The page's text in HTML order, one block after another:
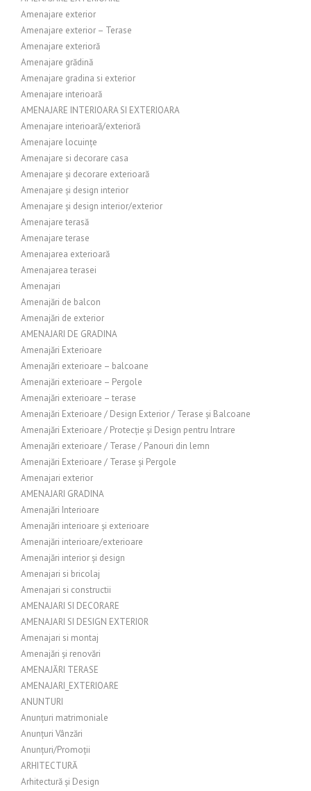
Amenajare exterior
Amenajare exterior – Terase
Amenajare exterioră
Amenajare grădină
Amenajare gradina si exterior
Amenajare interioară
AMENAJARE INTERIOARA SI EXTERIOARA
Amenajare interioară/exterioră
Amenajare locuințe
Amenajare si decorare casa
Amenajare și decorare exterioară
Amenajare și design interior
Amenajare și design interior/exterior
Amenajare terasă
Amenajare terase
Amenajarea exterioară
Amenajarea terasei
Amenajari
Amenajări de balcon
Amenajări de exterior
AMENAJARI DE GRADINA
Amenajări Exterioare
Amenajări exterioare – balcoane
Amenajări exterioare – Pergole
Amenajări exterioare – terase
Amenajări Exterioare / Design Exterior / Terase și Balcoane
Amenajări Exterioare / Protecție și Design pentru Intrare
Amenajări exterioare / Terase / Panouri din lemn
Amenajări Exterioare / Terase și Pergole
Amenajari exterior
AMENAJARI GRADINA
Amenajări Interioare
Amenajări interioare și exterioare
Amenajări interioare/exterioare
Amenajări interior și design
Amenajari si bricolaj
Amenajari si constructii
AMENAJARI SI DECORARE
AMENAJARI SI DESIGN EXTERIOR
Amenajari si montaj
Amenajări și renovări
AMENAJĂRI TERASE
AMENAJARI_EXTERIOARE
ANUNTURI
Anunțuri matrimoniale
Anunțuri Vânzări
Anunțuri/Promoții
ARHITECTURĂ
Arhitectură și Design